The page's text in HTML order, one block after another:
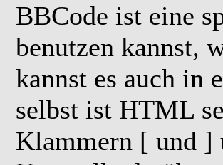
BBCode ist eine
benutzen kannst,
kannst es auch in
selbst ist HTML
Klammern [ und ]